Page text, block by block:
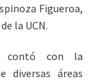
Figueroa,
la UCN.
contó con la
diversas áreas